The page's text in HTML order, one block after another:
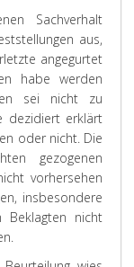
Sachverhalt
aus,
angegurtet
habe werden
sei nicht zu
dezidiert erklärt
oder nicht. Die
gezogenen
vorhersehen
insbesondere
nicht